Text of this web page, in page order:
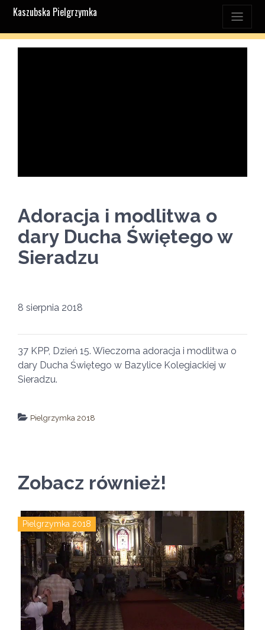
Kaszubska Pielgrzymka
Adoracja i modlitwa o
dary Ducha Świętego w
Sieradzu
8 sierpnia 2018
37 KPP, Dzień 15. Wieczorna adoracja i modlitwa o
dary Ducha Świętego w Bazylice Kolegiackiej w
Sieradzu.
Pielgrzymka 2018
Zobacz również!
Pielgrzymka 2018